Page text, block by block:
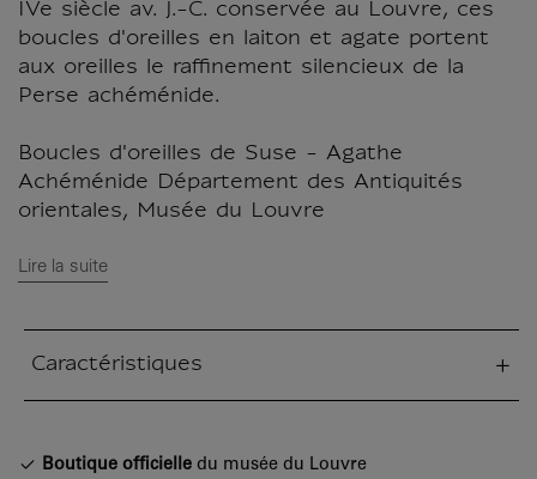
IVe siècle av. J.-C. conservée au Louvre, ces
boucles d'oreilles en laiton et agate portent
aux oreilles le raffinement silencieux de la
Perse achéménide.
Boucles d'oreilles de Suse - Agathe
Achéménide Département des Antiquités
orientales, Musée du Louvre
Lire la suite
Caractéristiques
Boutique officielle du musée du Louvre